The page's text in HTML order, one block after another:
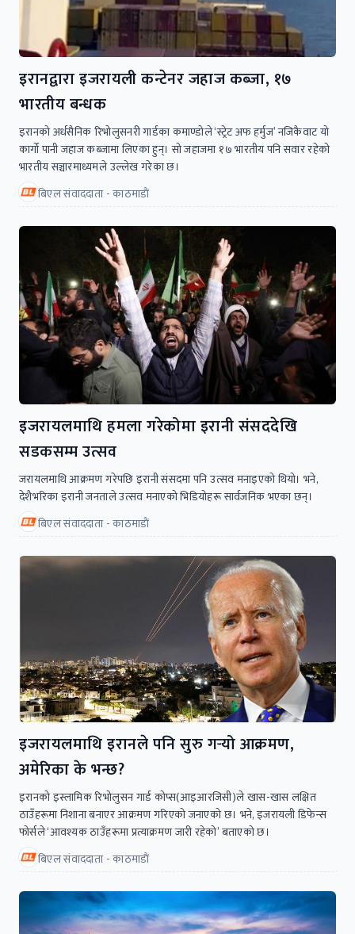
इरानद्वारा इजरायली कन्टेनर जहाज कब्जा, १७
भारतीय बन्धक
इरानको अर्धसैनिक रिभोलुसनरी गार्डका कमाण्डोले ‘स्ट्रेट अफ हर्मुज’ नजिकैवाट यो
कार्गो पानी जहाज कब्जामा लिएका हुन्। सो जहाजमा १७ भारतीय पनि सवार रहेको
भारतीय सञ्चारमाध्यमले उल्लेख गरेका छ।
बिएल संवाददाता - काठमाडाैं
इजरायलमाथि हमला गरेकोमा इरानी संसददेखि
सडकसम्म उत्सव
जरायलमाथि आक्रमण गरेपछि इरानी संसदमा पनि उत्सव मनाइएको थियो। भने,
देशैभरिका इरानी जनताले उत्सव मनाएको भिडियोहरू सार्वजनिक भएका छन्।
बिएल संवाददाता - काठमाडाैं
इजरायलमाथि इरानले पनि सुरु गर्‍यो आक्रमण,
अमेरिका के भन्छ?
इरानको इस्लामिक रिभोलुसन गार्ड कोप्स(आइआरजिसी)ले खास-खास लक्षित
ठाउँहरूमा निशाना बनाएर आक्रमण गरिएको जनाएको छ। भने, इजरायली डिफेन्स
फोर्सले ‘आवश्यक ठाउँहरूमा प्रत्याक्रमण जारी रहेको’ बताएको छ।
बिएल संवाददाता - काठमाडाैं